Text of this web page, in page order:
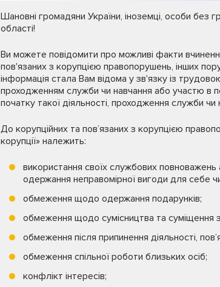
Шановні громадяни України, іноземці, особи без
області!
Ви можете повідомити про можливі факти
пов'язаних з корупцією правопорушень, інших
інформація стала Вам відома у зв'язку із
проходженням служби чи навчання або участю в
початку такої діяльності, проходження служби чи
До корупційних та пов’язаних з корупцією
корупції» належить:
використання своїх службових
одержання неправомірної вигоди для себе
обмеження щодо одержання подарунків;
обмеження щодо сумісництва та суміщення
обмеження після припинення діяльності,
обмеження спільної роботи близьких осіб;
конфлікт інтересів;